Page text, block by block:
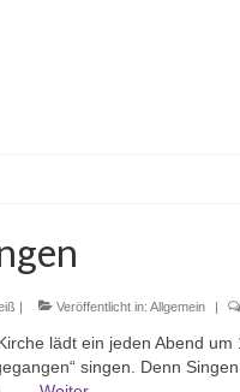
| Veröffentlicht in:Allgemein |
lädt ein jeden Abend
singen. Denn